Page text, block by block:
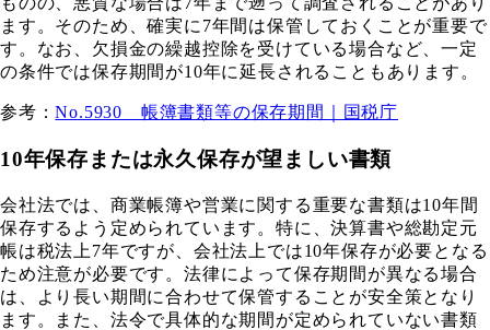
ます。そのため、確実に7年間は保管しておくことが重要で
す。なお、欠損金の繰越控除を受けている場合など、一定
の条件では保存期間が10年に延長されることもあります。
参考：No.5930 帳簿書類等の保存期間｜国税庁
10年保存または永久保存が望ましい書類
会社法では、商業帳簿や営業に関する重要な書類は10年間
保存するよう定められています。特に、決算書や総勘定元
帳は税法上7年ですが、会社法上では10年保存が必要となる
ため注意が必要です。法律によって保存期間が異なる場合
は、より長い期間に合わせて保管することが安全策となり
ます。また、法令で具体的な期間が定められていない書類